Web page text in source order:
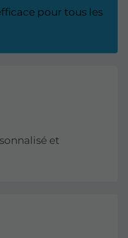
pour tous les
et